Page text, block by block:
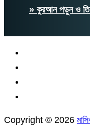
» কুরআন পড়ুন ও
Copyright © 2026